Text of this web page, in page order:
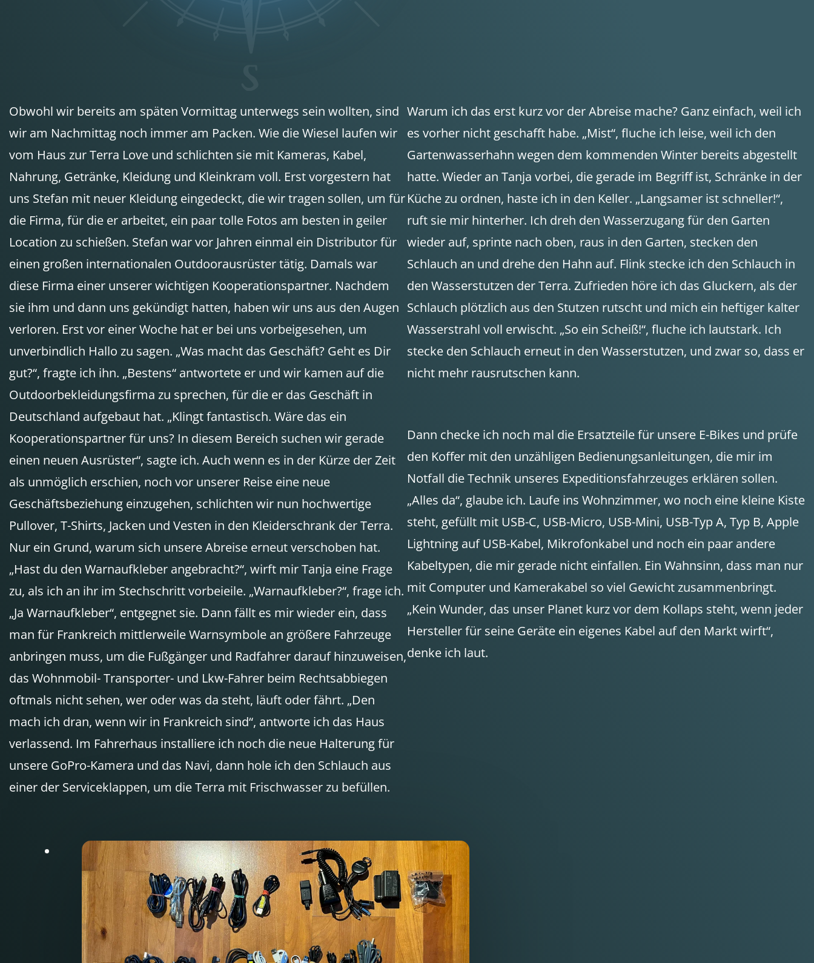
Obwohl wir bereits am späten Vormittag unterwegs sein wollten, sind
wir am Nachmittag noch immer am Packen. Wie die Wiesel laufen wir
vom Haus zur Terra Love und schlichten sie mit Kameras, Kabel,
Nahrung, Getränke, Kleidung und Kleinkram voll. Erst vorgestern hat
uns Stefan mit neuer Kleidung eingedeckt, die wir tragen sollen, um für
die Firma, für die er arbeitet, ein paar tolle Fotos am besten in geiler
Location zu schießen. Stefan war vor Jahren einmal ein Distributor für
einen großen internationalen Outdoorausrüster tätig. Damals war
diese Firma einer unserer wichtigen Kooperationspartner. Nachdem
sie ihm und dann uns gekündigt hatten, haben wir uns aus den Augen
verloren. Erst vor einer Woche hat er bei uns vorbeigesehen, um
unverbindlich Hallo zu sagen. „Was macht das Geschäft? Geht es Dir
gut?“, fragte ich ihn. „Bestens“ antwortete er und wir kamen auf die
Outdoorbekleidungsfirma zu sprechen, für die er das Geschäft in
Deutschland aufgebaut hat. „Klingt fantastisch. Wäre das ein
Kooperationspartner für uns? In diesem Bereich suchen wir gerade
einen neuen Ausrüster“, sagte ich. Auch wenn es in der Kürze der Zeit
als unmöglich erschien, noch vor unserer Reise eine neue
Geschäftsbeziehung einzugehen, schlichten wir nun hochwertige
Pullover, T-Shirts, Jacken und Vesten in den Kleiderschrank der Terra.
Nur ein Grund, warum sich unsere Abreise erneut verschoben hat.
„Hast du den Warnaufkleber angebracht?“, wirft mir Tanja eine Frage
zu, als ich an ihr im Stechschritt vorbeieile. „Warnaufkleber?“, frage ich.
„Ja Warnaufkleber“, entgegnet sie. Dann fällt es mir wieder ein, dass
man für Frankreich mittlerweile Warnsymbole an größere Fahrzeuge
anbringen muss, um die Fußgänger und Radfahrer darauf hinzuweisen,
das Wohnmobil- Transporter- und Lkw-Fahrer beim Rechtsabbiegen
oftmals nicht sehen, wer oder was da steht, läuft oder fährt. „Den
mach ich dran, wenn wir in Frankreich sind“, antworte ich das Haus
verlassend. Im Fahrerhaus installiere ich noch die neue Halterung für
unsere GoPro-Kamera und das Navi, dann hole ich den Schlauch aus
einer der Serviceklappen, um die Terra mit Frischwasser zu befüllen.
Warum ich das erst kurz vor der Abreise mache? Ganz einfach, weil ich
es vorher nicht geschafft habe. „Mist“, fluche ich leise, weil ich den
Gartenwasserhahn wegen dem kommenden Winter bereits abgestellt
hatte. Wieder an Tanja vorbei, die gerade im Begriff ist, Schränke in der
Küche zu ordnen, haste ich in den Keller. „Langsamer ist schneller!“,
ruft sie mir hinterher. Ich dreh den Wasserzugang für den Garten
wieder auf, sprinte nach oben, raus in den Garten, stecken den
Schlauch an und drehe den Hahn auf. Flink stecke ich den Schlauch in
den Wasserstutzen der Terra. Zufrieden höre ich das Gluckern, als der
Schlauch plötzlich aus den Stutzen rutscht und mich ein heftiger kalter
Wasserstrahl voll erwischt. „So ein Scheiß!“, fluche ich lautstark. Ich
stecke den Schlauch erneut in den Wasserstutzen, und zwar so, dass er
nicht mehr rausrutschen kann.
Dann checke ich noch mal die Ersatzteile für unsere E-Bikes und prüfe
den Koffer mit den unzähligen Bedienungsanleitungen, die mir im
Notfall die Technik unseres Expeditionsfahrzeuges erklären sollen.
„Alles da“, glaube ich. Laufe ins Wohnzimmer, wo noch eine kleine Kiste
steht, gefüllt mit USB-C, USB-Micro, USB-Mini, USB-Typ A, Typ B, Apple
Lightning auf USB-Kabel, Mikrofonkabel und noch ein paar andere
Kabeltypen, die mir gerade nicht einfallen. Ein Wahnsinn, dass man nur
mit Computer und Kamerakabel so viel Gewicht zusammenbringt.
„Kein Wunder, das unser Planet kurz vor dem Kollaps steht, wenn jeder
Hersteller für seine Geräte ein eigenes Kabel auf den Markt wirft“,
denke ich laut.